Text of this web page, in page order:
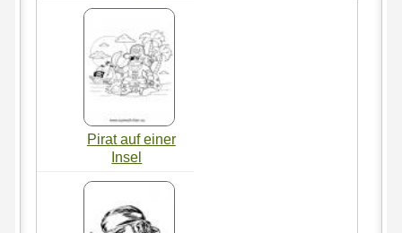
Pirat auf einer
Insel